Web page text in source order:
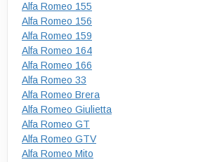
Alfa Romeo 155
Alfa Romeo 156
Alfa Romeo 159
Alfa Romeo 164
Alfa Romeo 166
Alfa Romeo 33
Alfa Romeo Brera
Alfa Romeo Giulietta
Alfa Romeo GT
Alfa Romeo GTV
Alfa Romeo Mito